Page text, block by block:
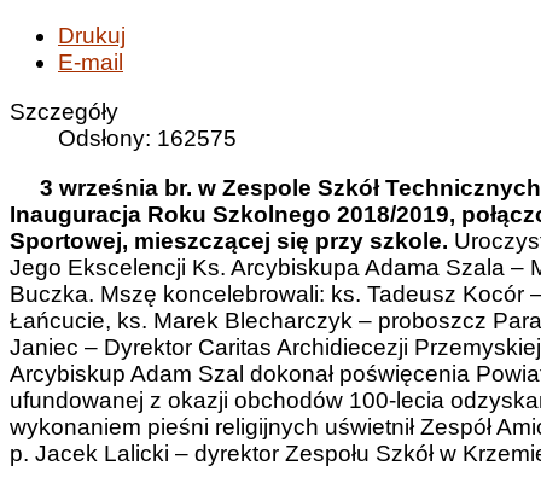
Drukuj
E-mail
Szczegóły
Odsłony: 162575
3 września br. w Zespole Szkół
Inauguracja Roku Szkolnego 2018/2019,
Sportowej, mieszczącej się przy szkole.
Jego Ekscelencji Ks. Arcybiskupa Adama Szala –
Buczka. Mszę koncelebrowali: ks. Tadeusz Kocór
Łańcucie, ks. Marek Blecharczyk – proboszcz
Janiec – Dyrektor Caritas Archidiecezji
Arcybiskup Adam Szal dokonał poświęcenia
ufundowanej z okazji obchodów 100-lecia
wykonaniem pieśni religijnych uświetnił Zespół
p. Jacek Lalicki – dyrektor Zespołu Szkół w